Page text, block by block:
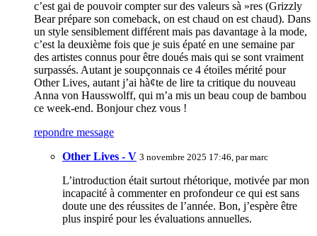
c’est gai de pouvoir compter sur des valeurs sà »res (Grizzly
Bear prépare son comeback, on est chaud on est chaud). Dans
un style sensiblement différent mais pas davantage à la mode,
c’est la deuxième fois que je suis épaté en une semaine par
des artistes connus pour être doués mais qui se sont vraiment
surpassés. Autant je soupçonnais ce 4 étoiles mérité pour
Other Lives, autant j’ai hà¢te de lire ta critique du nouveau
Anna von Hausswolff, qui m’a mis un beau coup de bambou
ce week-end. Bonjour chez vous !
repondre message
Other Lives - V 3 novembre 2025 17:46, parmarc
L’introduction était surtout rhétorique, motivée par mon
incapacité à commenter en profondeur ce qui est sans
doute une des réussites de l’année. Bon, j’espère être
plus inspiré pour les évaluations annuelles.